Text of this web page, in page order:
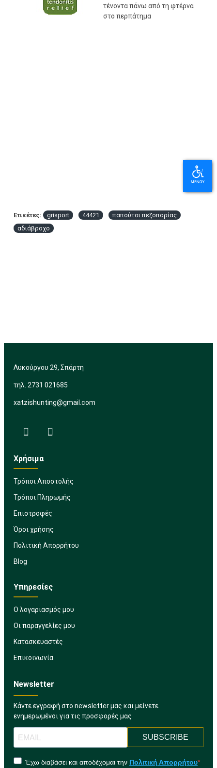
τένοντα πάνω από τη φτέρνα
στο περπάτημα
Ετικέτες: grisport 44421
παπούτσι.πεζοπορίας
αδιάβροχο
Λυκούργου 29, Σπάρτη
τηλ. 2731 021685
xatzishunting@gmail.com
Χρήσιμα
Τρόποι Αποστολής
Τρόποι Πληρωμής
Επιστροφές
Όροι χρήσης
Πολιτική Απορρήτου
Blog
Υπηρεσίες
Ο λογαριασμός μου
Οι παραγγελίες μου
Κατασκευαστές
Επικοινωνία
Newsletter
Κάντε εγγραφή στο newsletter μας και μείνετε
ενημερωμένοι για τις προσφορές μας
SUBSCRIBE
Έχω διαβάσει και αποδέχομαι την Πολιτική Απορρήτου